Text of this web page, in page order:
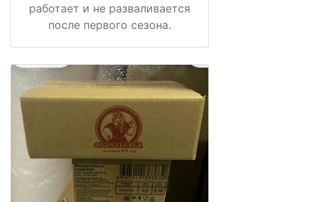
работает и не разваливается
после первого сезона.